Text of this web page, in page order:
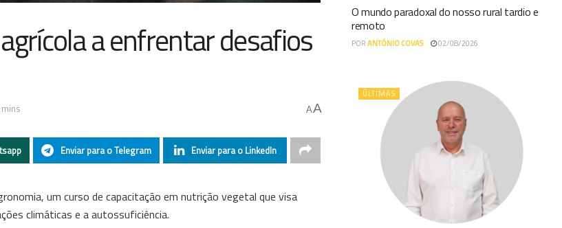
a enfrentar desafios
AA
Enviar para o Telegram Enviar para o LinkedIn
um curso de capacitação em nutrição vegetal que visa
climáticas e a autossuficiência.
O mundo paradoxal do nosso rural tardio e
remoto
PORANTÓNIO COVAS 02/08/2026
ÚLTIMAS